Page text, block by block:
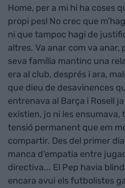
Home, per a mi hi ha coses
propi pes! No crec que
ni que tampoc hagi de
altres. Va anar com va anar,
seva família mantinc una
era al club, després i ara,
que dieu de desavinences
entrenava al Barça i Rosell
existien, jo ni les ensumava,
tensió permanent que em
compartir. Des del primer
manca d’empatia entre
directiva... El Pep havia
encara avui els futbolistes